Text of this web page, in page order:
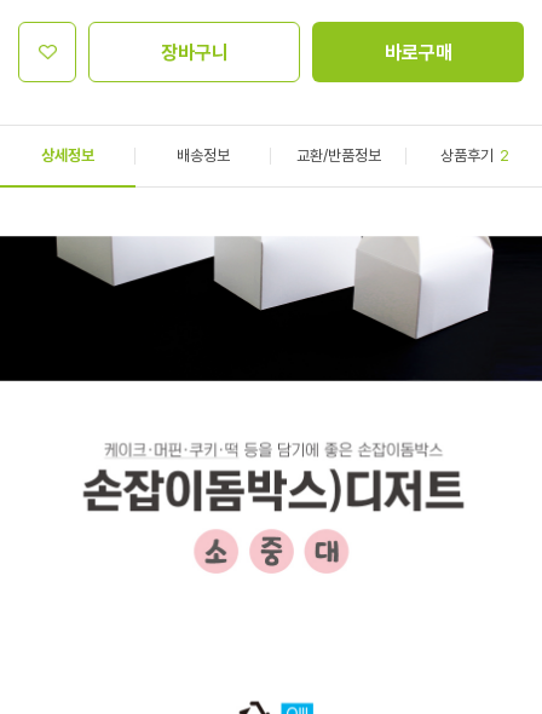
장바구니 바로구매
상세정보 배송정보 교환/반품정보 상품후기 2